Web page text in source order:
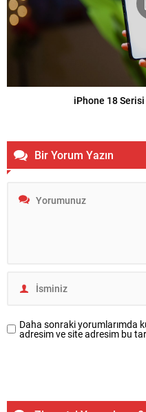
iPhone 18
Bir Yorum Yazın
Daha sonraki yorumlarımda
adresim ve site adresim bu